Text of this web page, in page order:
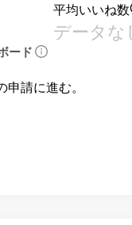
平均いいね数
データな
ード
請に進む。